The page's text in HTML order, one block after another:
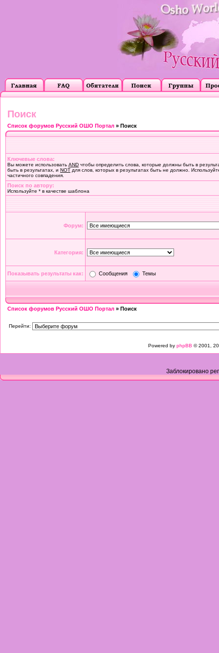
Поиск
Список форумов Русский ОШО Портал » Поиск
Ключевые слова:
Вы можете использовать AND чтобы определить слова, которые должны быть в
быть в результатах, и NOT для слов, которых в результатах быть не должно.
частичного совпадения.
Поиск по автору:
Используйте * в качестве шаблона
Форум:
Категория:
Показывать результаты как: Сообщения Темы
Список форумов Русский ОШО Портал » Поиск
Перейти:
Powered by phpBB © 2001,
Заблокировано